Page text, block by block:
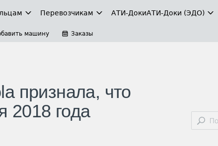
Перевозчикам АТИ-ДокиАТИ-Доки (ЭДО)
машину Заказы
признала, что
2018 года